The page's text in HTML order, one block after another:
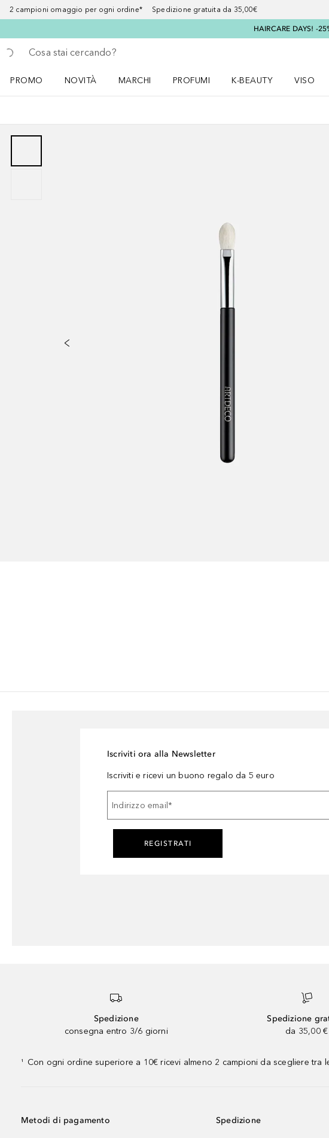
2 campioni omaggio per ogni ordine* Spedizione gratuita da 35,00€
HAIRCARE DAYS! -
Torna indietro
Esegui ricerca
PROMO
NOVITÀ
MARCHI
PROFUMI
K-BEAUTY
VISO
Iscriviti ora alla Newsletter
Iscriviti e ricevi un buono regalo da 5 euro
Indirizzo email *
REGISTRATI
Spedizione
consegna entro 3/6 giorni
Spedizione
da 35,00 €
¹ Con ogni ordine superiore a 10€ ricevi almeno 2 campioni da scegliere
Metodi di pagamento Spedizione